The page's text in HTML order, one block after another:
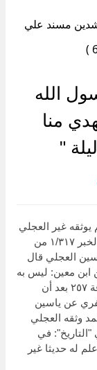
مسند علي
الله
منا
"
غير العجلي
وابن حبان، وأخرج له البخاري في "تاريخه" هذا الخبر ١/٣١٧ من
العجلي قال
ابن معين: ليس به
بأس، وقال البوصيري في "مصباح الزجاجة" ورقة ٢٥٧ بعد أن
عن ياسين
وثقه العجلي
في
له حديثا غير